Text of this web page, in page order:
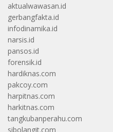
aktualwawasan.id
gerbangfakta.id
infodinamika.id
narsis.id
pansos.id
forensik.id
hardiknas.com
pakcoy.com
harpitnas.com
harkitnas.com
tangkubanperahu.com
sibolangit.com